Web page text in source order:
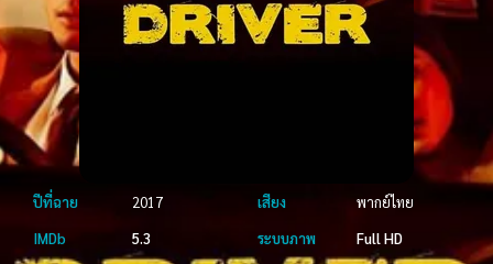
ปีที่ฉาย 2017 เสียง
พากย์ไทย
IMDb
5.3 ระบบภาพ
Full HD